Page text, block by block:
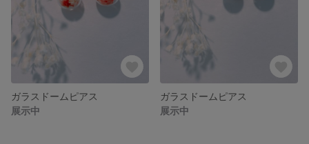
ガラスドームピアス
展示中
ガラスドームピアス
展示中